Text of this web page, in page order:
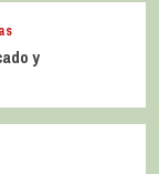
y